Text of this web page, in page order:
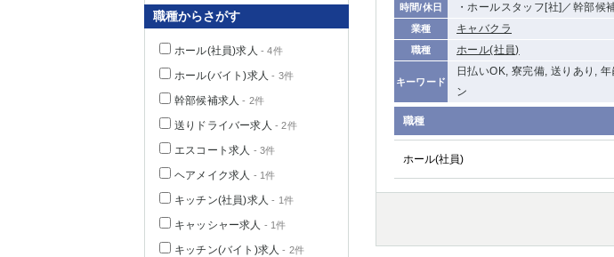
時間/休日 ・ホールスタッフ[社]／幹部候
業種 キャバクラ
職種 ホール(社員)
キーワード
日払いOK, 寮完備, 送りあり,
ン
職種
ホール(社員)
職種からさがす
ホール(社員)求人 - 4件
ホール(バイト)求人 - 3件
幹部候補求人 - 2件
送りドライバー求人 - 2件
エスコート求人 - 3件
ヘアメイク求人 - 1件
キッチン(社員)求人 - 1件
キャッシャー求人 - 1件
キッチン(バイト)求人 - 2件
該当求人 0件